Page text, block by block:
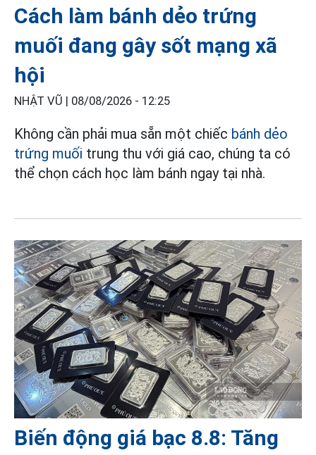
Cách làm bánh dẻo trứng
muối đang gây sốt mạng xã
hội
NHẬT VŨ | 08/08/2026 - 12:25
Không cần phải mua sẵn một chiếc bánh dẻo
trứng muối trung thu với giá cao, chúng ta có
thể chọn cách học làm bánh ngay tại nhà.
Biến động giá bạc 8.8: Tăng